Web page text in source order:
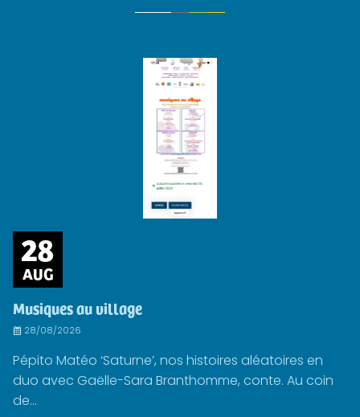
28
AUG
Musiques au village
28/08/2026
Pépito Matéo ‘Saturne’, nos histoires aléatoires en
duo avec Gaëlle-Sara Branthomme, conte. Au coin
de...